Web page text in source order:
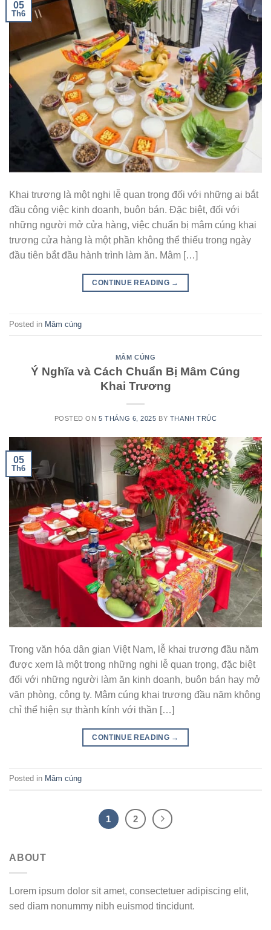
05
Th6
Khai trương là một nghi lễ quan trọng đối với những ai bắt
đầu công việc kinh doanh, buôn bán. Đặc biệt, đối với
những người mở cửa hàng, việc chuẩn bị mâm cúng khai
trương cửa hàng là một phần không thể thiếu trong ngày
đầu tiên bắt đầu hành trình làm ăn. Mâm […]
CONTINUE READING →
Posted in Mâm cúng
MÂM CÚNG
Ý Nghĩa và Cách Chuẩn Bị Mâm Cúng
Khai Trương
POSTED ON5 THÁNG 6, 2025 BY THANH TRÚC
05
Th6
Trong văn hóa dân gian Việt Nam, lễ khai trương đầu năm
được xem là một trong những nghi lễ quan trọng, đặc biệt
đối với những người làm ăn kinh doanh, buôn bán hay mở
văn phòng, công ty. Mâm cúng khai trương đầu năm không
chỉ thể hiện sự thành kính với thần […]
CONTINUE READING →
Posted in Mâm cúng
1 2
ABOUT
Lorem ipsum dolor sit amet, consectetuer adipiscing elit,
sed diam nonummy nibh euismod tincidunt.